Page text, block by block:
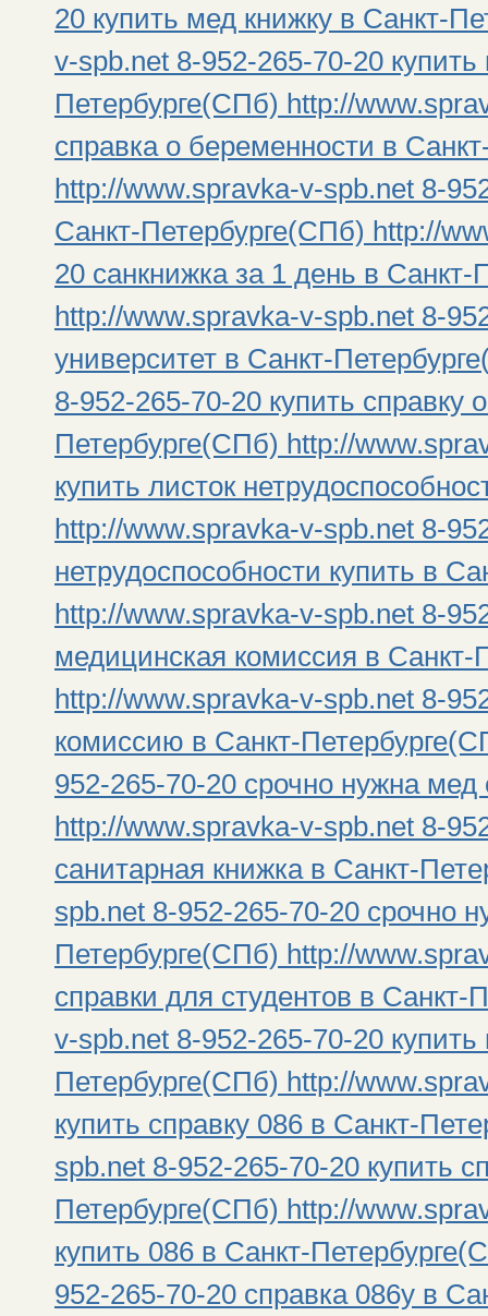
20 купить мед книжку в Санкт-
v-spb.net 8-952-265-70-20
Петербурге(СПб) http://
справка о беременности в
http://www.spravka-v-spb.net 8-
Санкт-Петербурге(СПб) http://
20 санкнижка за 1 день в
http://www.spravka-v-spb.net 8-
университет в Санкт-
8-952-265-70-20 купить справку
Петербурге(СПб) http://
купить листок
http://www.spravka-v-spb.net 8-
нетрудоспособности купить в
http://www.spravka-v-spb.net 8-
медицинская комиссия в
http://www.spravka-v-spb.net 8-
комиссию в Санкт-
952-265-70-20 срочно нужна
http://www.spravka-v-spb.net 8-
санитарная книжка в Санкт-
spb.net 8-952-265-70-20 срочно
Петербурге(СПб) http://
справки для студентов в
v-spb.net 8-952-265-70-20
Петербурге(СПб) http://
купить справку 086 в Санкт-
spb.net 8-952-265-70-20 купить
Петербурге(СПб) http://
купить 086 в Санкт-
952-265-70-20 справка 086у в